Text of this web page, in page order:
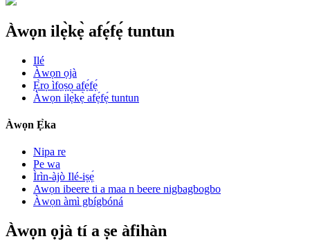
Àwọn ilẹ̀kẹ̀ afẹ́fẹ́ tuntun
Ilé
Àwọn ọjà
Ẹ̀rọ ìfọṣọ afẹ́fẹ́
Àwọn ilẹ̀kẹ̀ afẹ́fẹ́ tuntun
Àwọn Ẹ̀ka
Nipa re
Pe wa
Ìrìn-àjò Ilé-iṣẹ́
Awọn ibeere ti a maa n beere nigbagbogbo
Àwọn àmì gbígbóná
Àwọn ọjà tí a ṣe àfihàn